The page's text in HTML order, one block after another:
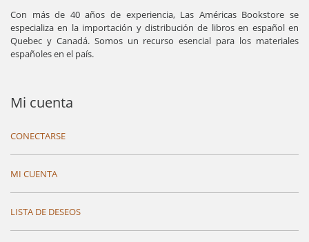
Con más de 40 años de experiencia, Las Américas Bookstore se
especializa en la importación y distribución de libros en español en
Quebec y Canadá. Somos un recurso esencial para los materiales
españoles en el país.
Mi cuenta
CONECTARSE
MI CUENTA
LISTA DE DESEOS